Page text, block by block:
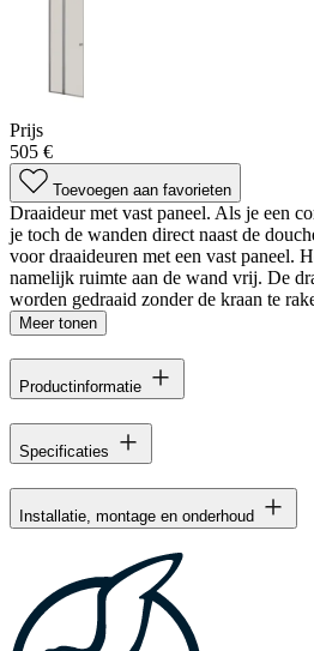
Prijs
505 €
Toevoegen aan favorieten
Draaideur met vast paneel. Als je een
je toch de wanden direct naast de
voor draaideuren met een vast paneel.
namelijk ruimte aan de wand vrij. De
worden gedraaid zonder de kraan te
Meer tonen
Productinformatie
Specificaties
Installatie, montage en onderhoud